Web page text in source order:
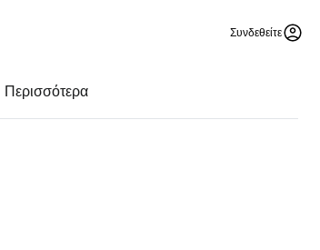
Συνδεθείτε
Περισσότερα